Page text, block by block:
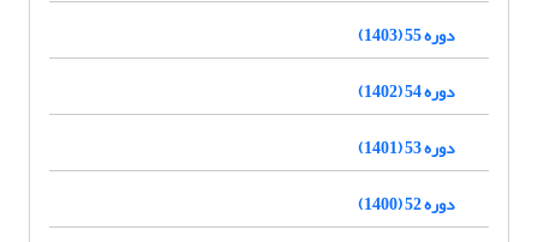
دوره 55 (1403)
دوره 54 (1402)
دوره 53 (1401)
دوره 52 (1400)